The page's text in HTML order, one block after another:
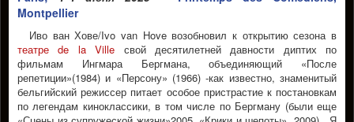
Montpellier
Иво ван Хове/Ivo van Hove возобновил к открытию сезона в
театре de la Ville свой десятилетней давности диптих по
фильмам Ингмара Бергмана, объединяющий «После
репетиции»(1984) и «Персону» (1966) -как известно, знаменитый
бельгийский режиссер питает особое пристрастие к постановкам
по легендам киноклассики, в том числе по Бергману (были еще